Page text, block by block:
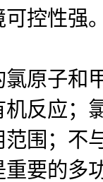
可控性强
原子和
反应；
围；不
要的多